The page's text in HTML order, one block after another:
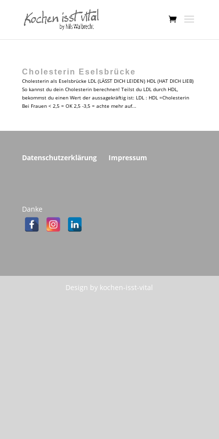
Cholesterin Eselsbrücke
Cholesterin als Eselsbrücke LDL (LÄSST DICH LEIDEN) HDL (HAT DICH LIEB)
So kannst du dein Cholesterin berechnen! Teilst du LDL durch HDL,
bekommst du einen Wert der aussagekräftig ist: LDL : HDL =Cholesterin
Bei Frauen < 2,5 = OK 2,5 -3,5 = achte mehr auf...
Datenschutzerklärung Impressum
Danke
Design by kochen-isst-vital